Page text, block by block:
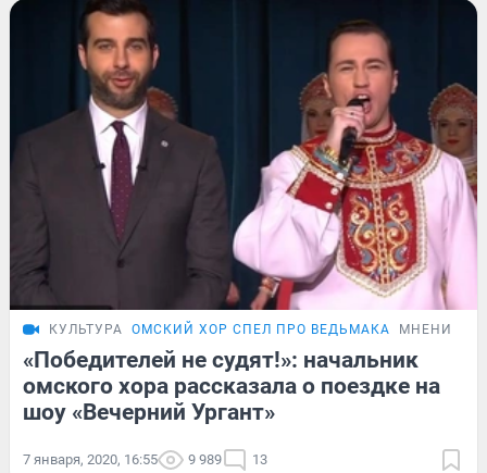
КУЛЬТУРА ОМСКИЙ ХОР СПЕЛ ПРО ВЕДЬМАКА МНЕНИЕ
«Победителей не судят!»: начальник
омского хора рассказала о поездке на
шоу «Вечерний Ургант»
7 января, 2020, 16:55 9 989 13